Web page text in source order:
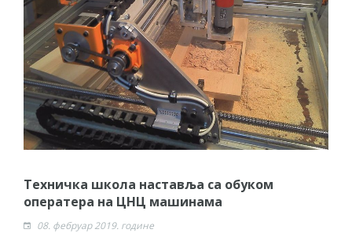
Техничка школа наставља са обуком
оператера на ЦНЦ машинама
08. фебруар 2019. године